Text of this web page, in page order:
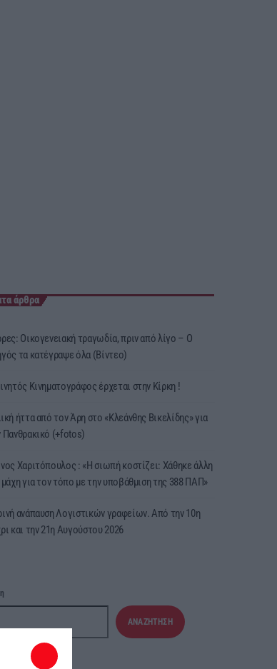
άρθρα
Οικογενειακή τραγωδία, πριν από λίγο – Ο
τα κατέγραψε όλα (Βίντεο)
Κινηματογράφος έρχεται στην Κίρκη !
ήττα από τον Άρη στο «Κλεάνθης Βικελίδης» για
Πανθρακικό (+fotos)
Χαριτόπουλος : «Η σιωπή κοστίζει: Χάθηκε άλλη
μάχη για τον τόπο με την υποβάθμιση της 388 ΠΑΠ»
ανάπαυση Λογιστικών γραφείων. Από την 10η
και την 21η Αυγούστου 2026
ΑΝΑΖΉΤΗΣΗ